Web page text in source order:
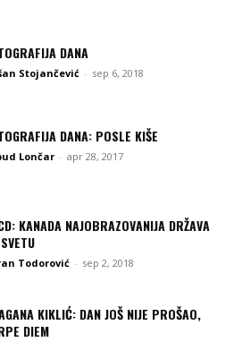
DANA
Stojančević - sep 6, 2018
DANA: POSLE KIŠE
Lončar - apr 28, 2017
KANADA NAJOBRAZOVANIJA DRŽAVA
Todorović - sep 2, 2018
KIKLIĆ: DAN JOŠ NIJE PROŠAO,
DIEM